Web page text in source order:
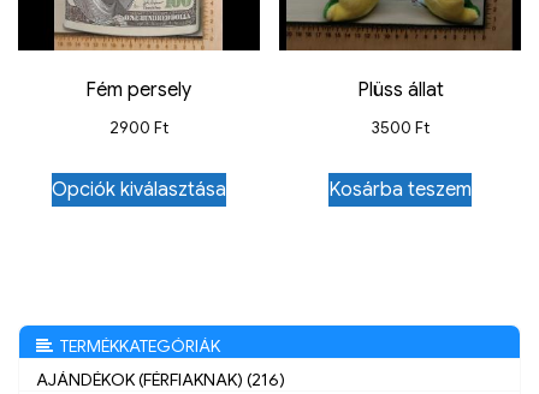
Fém persely
2900 Ft
Opciók kiválasztása
Plüss állat
3500 Ft
Kosárba teszem
TERMÉKKATEGÓRIÁK
AJÁNDÉKOK (FÉRFIAKNAK) (216)